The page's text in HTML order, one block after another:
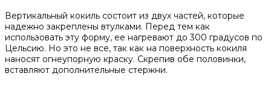
Вертикальный кокиль состоит из двух частей, которые
надежно закреплены втулками. Перед тем как
использовать эту форму, ее нагревают до 300 градусов по
Цельсию. Но это не все, так как на поверхность кокиля
наносят огнеупорную краску. Скрепив обе половинки,
вставляют дополнительные стержни.